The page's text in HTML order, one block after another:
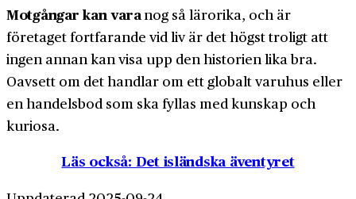
Motgångar kan vara nog så lärorika, och är
företaget fort­farande vid liv är det högst troligt att
ingen annan kan visa upp den historien lika bra.
Oavsett om det handlar om ett globalt varu­hus eller
en handels­bod som ska fyllas med kunskap och
kuriosa.
Läs också: Det isländska äventyret